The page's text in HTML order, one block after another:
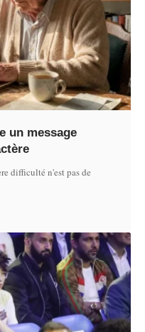
un message
difficulté n'est pas de